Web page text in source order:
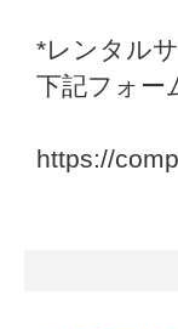
*レンタル
下記フォー
https://